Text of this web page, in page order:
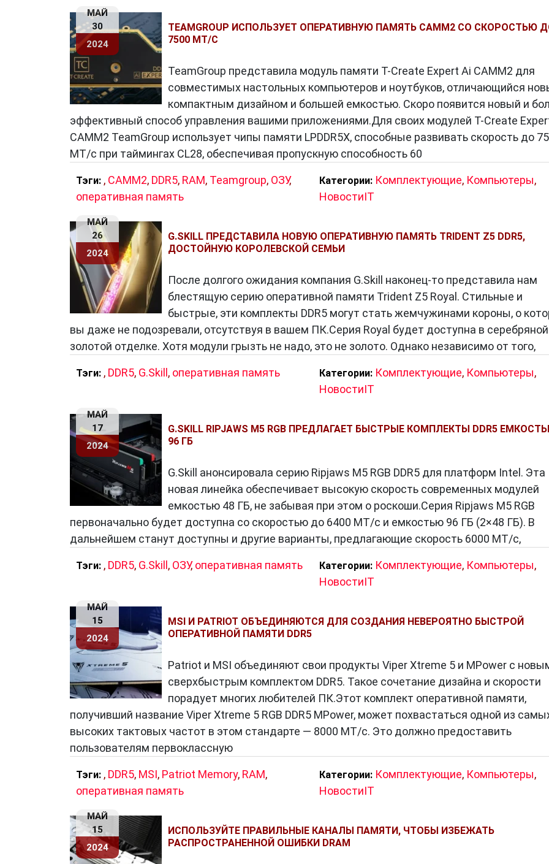
МАЙ
30
2024
TEAMGROUP ИСПОЛЬЗУЕТ ОПЕРАТИВНУЮ ПАМЯТЬ CAMM2 СО СКОРОСТЬЮ
7500 МТ/С
TeamGroup представила модуль памяти T-Create Expert Ai CAMM2 для
совместимых настольных компьютеров и ноутбуков, отличающийся
компактным дизайном и большей емкостью. Скоро появится новый и
эффективный способ управления вашими приложениями.Для своих модулей T-Create
CAMM2 TeamGroup использует чипы памяти LPDDR5X, способные развивать скорость до
MT/с при таймингах CL28, обеспечивая пропускную способность 60
Тэги: , CAMM2, DDR5, RAM, Teamgroup, ОЗУ,
оперативная память
Категории: Комплектующие, Компьютеры,
НовостиIT
МАЙ
26
2024
G.SKILL ПРЕДСТАВИЛА НОВУЮ ОПЕРАТИВНУЮ ПАМЯТЬ TRIDENT Z5 DDR5,
ДОСТОЙНУЮ КОРОЛЕВСКОЙ СЕМЬИ
После долгого ожидания компания G.Skill наконец-то представила нам
блестящую серию оперативной памяти Trident Z5 Royal. Стильные и
быстрые, эти комплекты DDR5 могут стать жемчужинами короны, о
вы даже не подозревали, отсутствуя в вашем ПК.Серия Royal будет доступна в
золотой отделке. Хотя модули грызть не надо, это не золото. Однако независимо от того,
Тэги: , DDR5, G.Skill , оперативная память Категории: Комплектующие, Компьютеры,
НовостиIT
МАЙ
17
2024
G.SKILL RIPJAWS M5 RGB ПРЕДЛАГАЕТ БЫСТРЫЕ КОМПЛЕКТЫ DDR5
96 ГБ
G.Skill анонсировала серию Ripjaws M5 RGB DDR5 для платформ Intel. Эта
новая линейка обеспечивает высокую скорость современных модулей
емкостью 48 ГБ, не забывая при этом о роскоши.Серия Ripjaws M5 RGB
первоначально будет доступна со скоростью до 6400 МТ/с и емкостью 96 ГБ (2×48 ГБ). В
дальнейшем станут доступны и другие варианты, предлагающие скорость 6000 МТ/с,
Тэги: , DDR5, G.Skill , ОЗУ,оперативная память Категории: Комплектующие, Компьютеры,
НовостиIT
МАЙ
15
2024
MSI И PATRIOT ОБЪЕДИНЯЮТСЯ ДЛЯ СОЗДАНИЯ НЕВЕРОЯТНО БЫСТРОЙ
ОПЕРАТИВНОЙ ПАМЯТИ DDR5
Patriot и MSI объединяют свои продукты Viper Xtreme 5 и MPower с
сверхбыстрым комплектом DDR5. Такое сочетание дизайна и скорости
порадует многих любителей ПК.Этот комплект оперативной памяти,
получивший название Viper Xtreme 5 RGB DDR5 MPower, может похвастаться одной из
высоких тактовых частот в этом стандарте — 8000 МТ/с. Это должно предоставить
пользователям первоклассную
Тэги: , DDR5, MSI, Patriot Memory, RAM,
оперативная память
Категории: Комплектующие, Компьютеры,
НовостиIT
МАЙ
15
2024
ИСПОЛЬЗУЙТЕ ПРАВИЛЬНЫЕ КАНАЛЫ ПАМЯТИ, ЧТОБЫ ИЗБЕЖАТЬ
РАСПРОСТРАНЕННОЙ ОШИБКИ DRAM